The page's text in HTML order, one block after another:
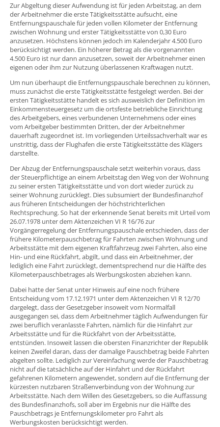
Zur Abgeltung dieser Aufwendung ist für jeden Arbeitstag, an dem
der Arbeitnehmer die erste Tätigkeitsstätte aufsucht, eine
Entfernungspauschale für jeden vollen Kilometer der Entfernung
zwischen Wohnung und erster Tätigkeitsstätte von 0,30 Euro
anzusetzen. Höchstens können jedoch im Kalenderjahr 4.500 Euro
berücksichtigt werden. Ein höherer Betrag als die vorgenannten
4.500 Euro ist nur dann anzusetzen, soweit der Arbeitnehmer einen
eigenen oder ihm zur Nutzung überlassenen Kraftwagen nutzt.
Um nun überhaupt die Entfernungspauschale berechnen zu können,
muss zunächst die erste Tätigkeitsstätte festgelegt werden. Bei der
ersten Tätigkeitsstätte handelt es sich ausweislich der Definition im
Einkommensteuergesetz um die ortsfeste betriebliche Einrichtung
des Arbeitgebers, eines verbundenen Unternehmens oder eines
vom Arbeitgeber bestimmten Dritten, der der Arbeitnehmer
dauerhaft zugeordnet ist. Im vorliegenden Urteilssachverhalt war es
unstrittig, dass der Flughafen die erste Tätigkeitsstätte des Klägers
darstellte.
Der Abzug der Entfernungspauschale setzt weiterhin voraus, dass
der Steuerpflichtige an einem Arbeitstag den Weg von der Wohnung
zu seiner ersten Tätigkeitsstätte und von dort wieder zurück zu
seiner Wohnung zurücklegt. Dies subsumiert der Bundesfinanzhof
aus früheren Entscheidungen der höchstrichterlichen
Rechtsprechung. So hat der erkennende Senat bereits mit Urteil vom
26.07.1978 unter dem Aktenzeichen VI R 16/76 zur
Vorgängerregelung der Entfernungspauschale entschieden, dass der
frühere Kilometerpauschbetrag für Fahrten zwischen Wohnung und
Arbeitsstätte mit dem eigenen Kraftfahrzeug zwei Fahrten, also eine
Hin- und eine Rückfahrt, abgilt, und dass ein Arbeitnehmer, der
lediglich eine Fahrt zurücklegt, dementsprechend nur die Hälfte des
Kilometerpauschbetrages als Werbungskosten abziehen kann.
Dabei hatte der Senat unter Hinweis auf eine noch frühere
Entscheidung vom 17.12.1971 unter dem Aktenzeichen VI R 12/70
dargelegt, dass der Gesetzgeber insoweit vom Normalfall
ausgegangen sei, dass dem Arbeitnehmer täglich Aufwendungen für
zwei beruflich veranlasste Fahrten, nämlich für die Hinfahrt zur
Arbeitsstätte und für die Rückfahrt von der Arbeitsstätte,
entstünden. Insoweit lassen die obersten Finanzrichter der Republik
keinen Zweifel daran, dass der damalige Pauschbetrag beide Fahrten
abgelten sollte. Lediglich zur Vereinfachung werde der Pauschbetrag
nicht auf die tatsächliche auf der Hinfahrt und der Rückfahrt
gefahrenen Kilometern angewendet, sondern auf die Entfernung der
kürzesten nutzbaren Straßenverbindung von der Wohnung zur
Arbeitsstätte. Nach dem Willen des Gesetzgebers, so die Auffassung
des Bundesfinanzhofs, soll aber im Ergebnis nur die Hälfte des
Pauschbetrags je Entfernungskilometer pro Fahrt als
Werbungskosten berücksichtigt werden.